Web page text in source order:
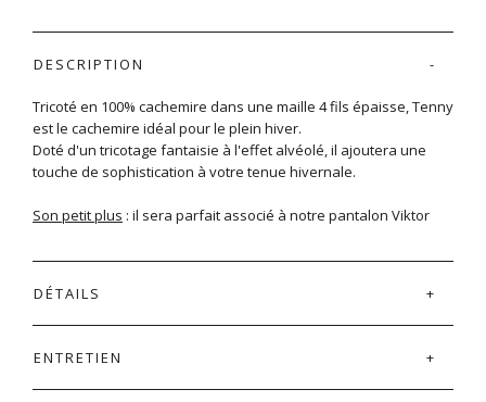
DESCRIPTION
Tricoté en 100% cachemire dans une maille 4 fils épaisse, Tenny
est le cachemire idéal pour le plein hiver.
Doté d'un tricotage fantaisie à l'effet alvéolé, il ajoutera une
touche de sophistication à votre tenue hivernale.
Son petit plus : il sera parfait associé à notre pantalon Viktor
DÉTAILS
ENTRETIEN